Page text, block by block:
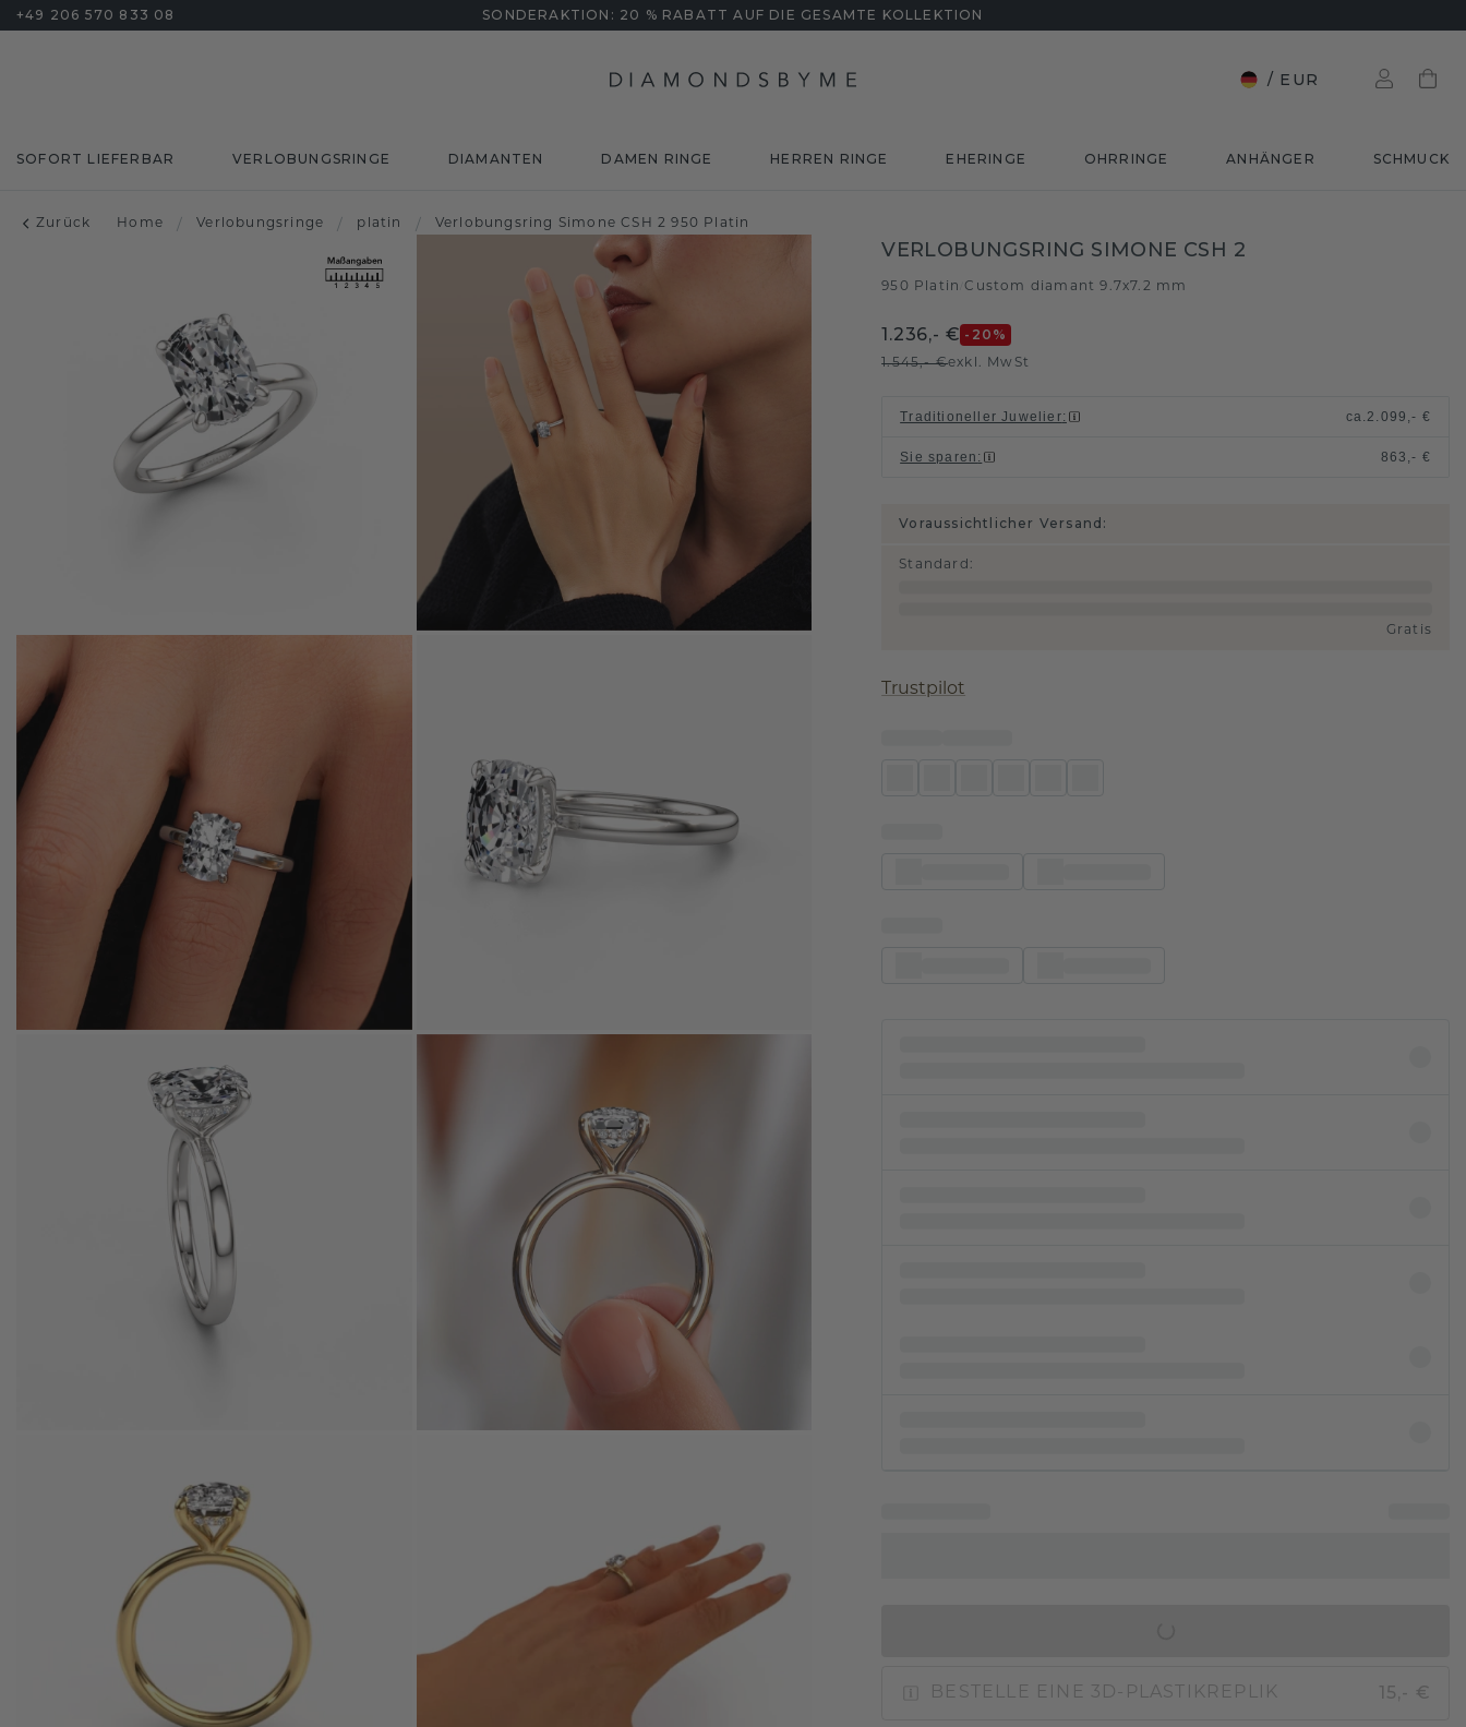
+49 206 570 833 08 SONDERAKTION: 20 % RABATT AUF DIE GESAMTE KOLLEKTION
/ EUR
SOFORT LIEFERBAR VERLOBUNGSRINGE DIAMANTEN DAMEN RINGE HERREN RINGE EHERINGE OHRRINGE ANHÄNGER SCHMUCK
Zurück Home / Verlobungsringe / platin / Verlobungsring Simone CSH 2 950 Platin
VERLOBUNGSRING SIMONE CSH 2
950 Platin /Custom diamant 9.7x7.2 mm
1.236,- € -20 %
1.545,- €exkl. MwSt
Traditioneller Juwelier: ca.2.099,- €
Sie sparen : 863,- €
Voraussichtlicher Versand:
Standard :
Gratis
Trustpilot
BESTELLE EINE 3D-PLASTIKREPLIK 15,- €